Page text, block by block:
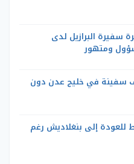
سفيرة البرازيل لدى
ومتهور
سفينة في خليج عدن دون
إلى بنغلاديش رغم